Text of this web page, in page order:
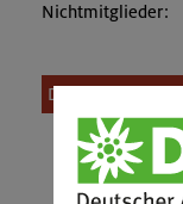
Nichtmitglieder:
Diese